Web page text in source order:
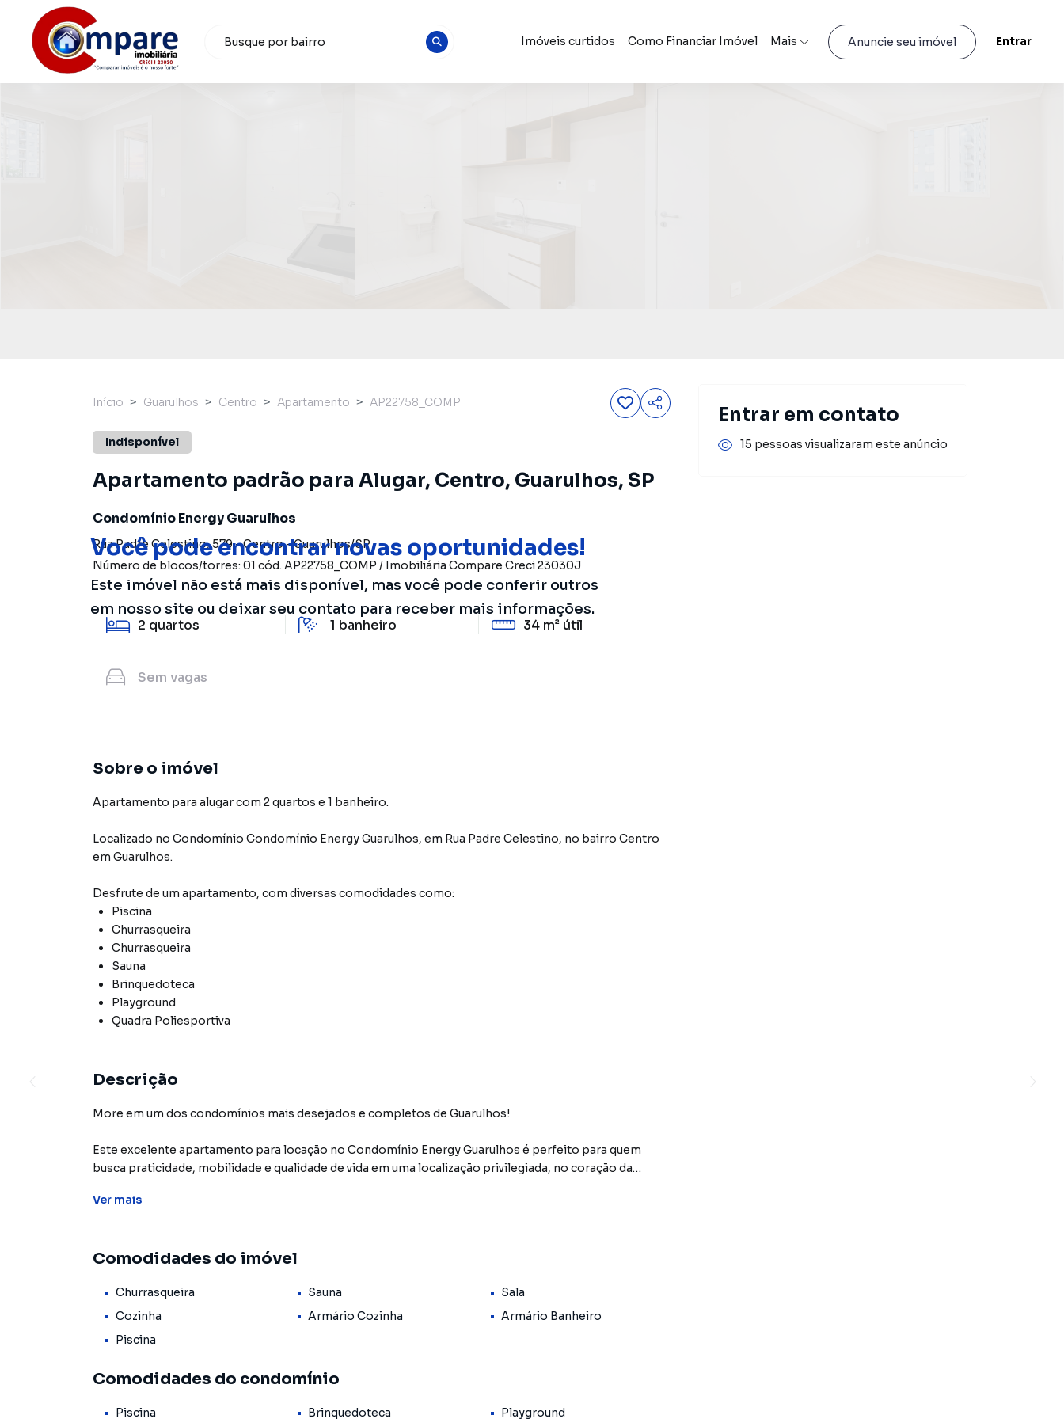
Imóveis curtidos Como Financiar Imóvel Mais Anuncie seu imóvel Entrar
Você pode encontrar novas oportunidades!
Este imóvel não está mais disponível, mas você pode conferir outros
em nosso site ou deixar seu contato para receber mais informações.
Início Guarulhos Centro Apartamento AP22758_COMP
Indisponível
Apartamento padrão para Alugar, Centro, Guarulhos, SP
Condomínio Energy Guarulhos
Rua Padre Celestino,579-Centro-Guarulhos/SP
Número de blocos/torres: 01 cód. AP22758_COMP / Imobiliária Compare Creci23030J
2 quartos 1 banheiro 34 m² útil
Sem vagas
Sobre o imóvel
Apartamento para alugar com 2 quartos e 1 banheiro.
Localizado no Condomínio Condomínio Energy Guarulhos, em Rua Padre Celestino, no bairro Centro
em Guarulhos.
Desfrute de um apartamento, com diversas comodidades como:
Piscina
Churrasqueira
Churrasqueira
Sauna
Brinquedoteca
Playground
Quadra Poliesportiva
Descrição
More em um dos condomínios mais desejados e completos de Guarulhos!
Este excelente apartamento para locação no Condomínio Energy Guarulhos é perfeito para quem
busca praticidade, mobilidade e qualidade de vida em uma localização privilegiada, no coração da
Apartamento moderno
Ambientes bem iluminados
Excelente ventilação natural
Dormitórios aconchegantes
Banheiro social
Ver mais
Comodidades do imóvel
Churrasqueira Sauna
Sala
Cozinha
Armário Cozinha
Armário Banheiro
Piscina
Comodidades do condomínio
Piscina Brinquedoteca
Playground
Entrar em contato
15 pessoas visualizaram este anúncio